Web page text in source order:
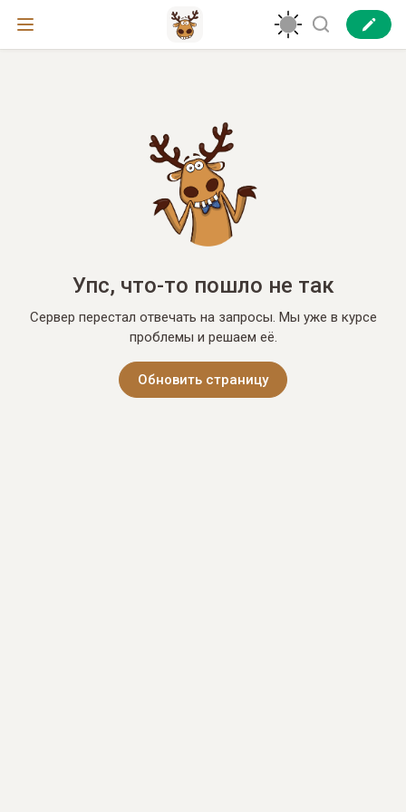
Упс, что-то пошло не так
Сервер перестал отвечать на запросы. Мы уже в курсе
проблемы и решаем её.
Обновить страницу